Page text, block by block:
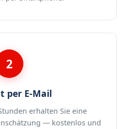
2
per E-Mail
erhalten Sie eine
— kostenlos und